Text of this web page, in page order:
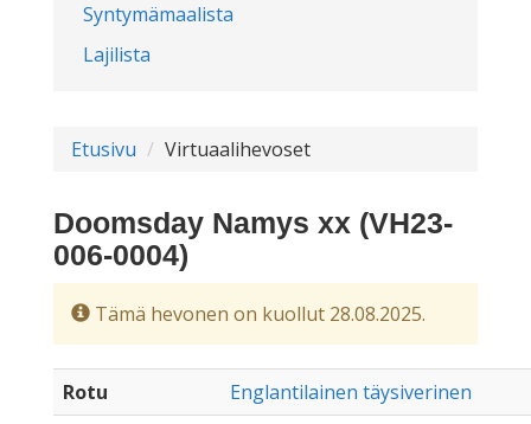
Syntymämaalista
Lajilista
Etusivu Virtuaalihevoset
Doomsday Namys xx (VH23-
006-0004)
Tämä hevonen on kuollut 28.08.2025.
Rotu
Englantilainen täysiverinen